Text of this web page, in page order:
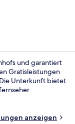
und garantiert
Gratisleistungen
Unterkunft bietet
anzeigen